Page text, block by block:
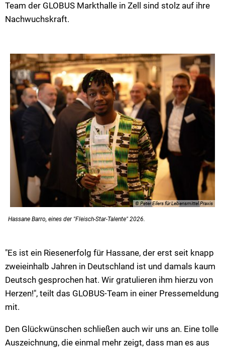
Team der GLOBUS Markthalle in Zell sind stolz auf ihre
Nachwuchskraft.
© Peter Eilers für Lebensmittel Praxis
Hassane Barro, eines der "Fleisch-Star-Talente" 2026.
"Es ist ein Riesenerfolg für Hassane, der erst seit knapp
zweieinhalb Jahren in Deutschland ist und damals kaum
Deutsch gesprochen hat. Wir gratulieren ihm hierzu von
Herzen!", teilt das GLOBUS-Team in einer Pressemeldung
mit.
Den Glückwünschen schließen auch wir uns an. Eine tolle
Auszeichnung, die einmal mehr zeigt, dass man es aus